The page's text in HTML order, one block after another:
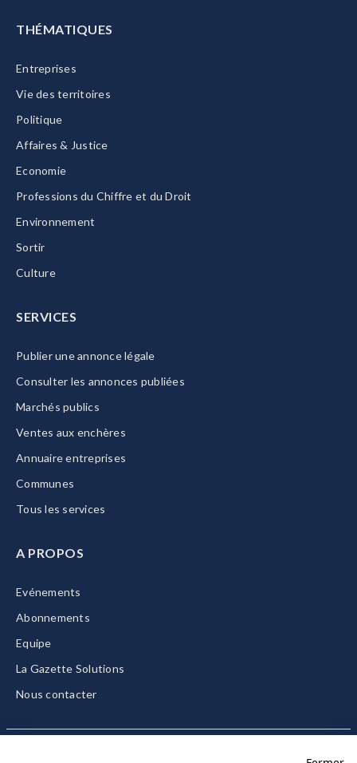
THÉMATIQUES
Entreprises
Vie des territoires
Politique
Affaires & Justice
Economie
Professions du Chiffre et du Droit
Environnement
Sortir
Culture
SERVICES
Publier une annonce légale
Consulter les annonces publiées
Marchés publics
Ventes aux enchères
Annuaire entreprises
Communes
Tous les services
A PROPOS
Evénements
Abonnements
Equipe
La Gazette Solutions
Nous contacter